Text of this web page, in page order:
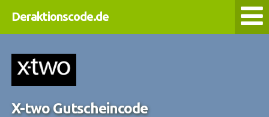
Deraktionscode.de
X-two Gutscheincode